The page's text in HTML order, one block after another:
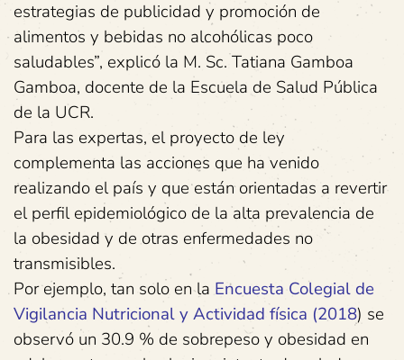
estrategias de publicidad y promoción de
alimentos y bebidas no alcohólicas poco
saludables”, explicó la M. Sc. Tatiana Gamboa
Gamboa, docente de la Escuela de Salud Pública
de la UCR.
Para las expertas, el proyecto de ley
complementa las acciones que ha venido
realizando el país y que están orientadas a revertir
el perfil epidemiológico de la alta prevalencia de
la obesidad y de otras enfermedades no
transmisibles.
Por ejemplo, tan solo en la Encuesta Colegial de
Vigilancia Nutricional y Actividad física (2018) se
observó un 30.9 % de sobrepeso y obesidad en